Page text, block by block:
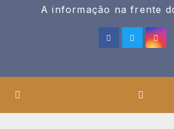
A informação na frente